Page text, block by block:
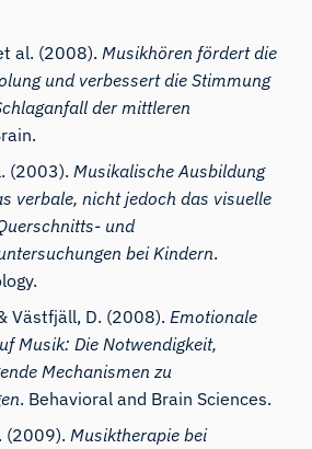
al. (2008). Musikhören fördert die
und verbessert die Stimmung
der mittleren
(2003). Musikalische Ausbildung
verbale, nicht jedoch das visuelle
und
bei Kindern.
Västfjäll, D. (2008). Emotionale
Musik: Die Notwendigkeit,
Mechanismen zu
. Behavioral and Brain Sciences.
(2009). Musiktherapie bei